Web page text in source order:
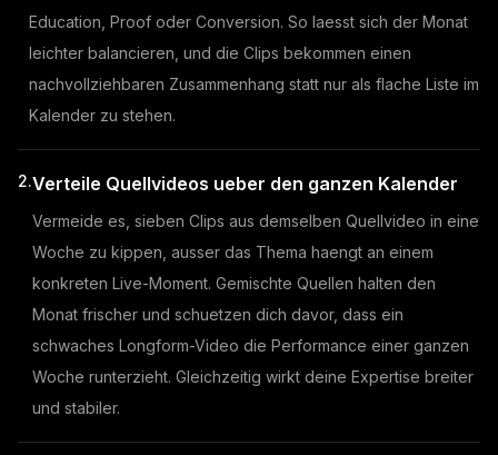
Education, Proof oder Conversion. So laesst sich der Monat
leichter balancieren, und die Clips bekommen einen
nachvollziehbaren Zusammenhang statt nur als flache Liste im
Kalender zu stehen.
2.Verteile Quellvideos ueber den ganzen Kalender
Vermeide es, sieben Clips aus demselben Quellvideo in eine
Woche zu kippen, ausser das Thema haengt an einem
konkreten Live-Moment. Gemischte Quellen halten den
Monat frischer und schuetzen dich davor, dass ein
schwaches Longform-Video die Performance einer ganzen
Woche runterzieht. Gleichzeitig wirkt deine Expertise breiter
und stabiler.